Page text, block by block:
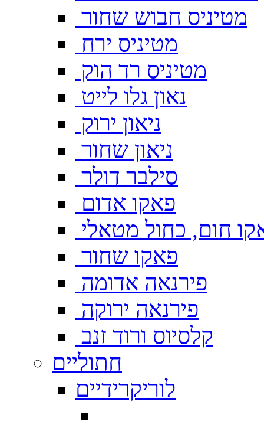
מטיניס חבוש שחור
מטיניס ירח
מטיניס רד הוק
נאון גלו לייט
ניאון ירוק
ניאון שחור
סילבר דולר
פאקו אדום
חום, כחול מטאלי
פאקו שחור
פירנאה אדומה
פירנאה ירוקה
קלסיוס ורוד זנב
חתוליים
לוריקרידיים